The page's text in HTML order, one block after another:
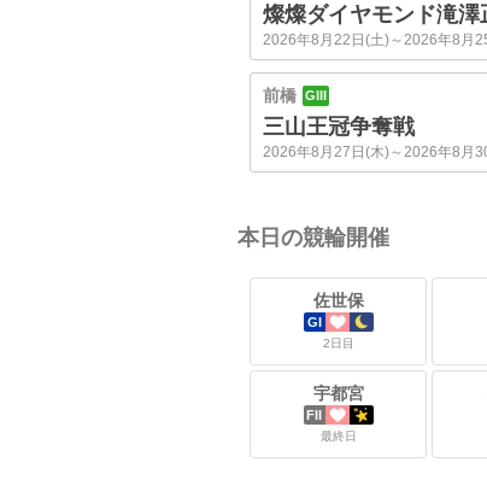
燦燦ダイヤモンド滝澤
2026年8月22日(土)～2026年8月
前橋 GIII
三山王冠争奪戦
2026年8月27日(木)～2026年8月
本日の競輪開催
佐世保
GI
2日目
宇都宮
FII
最終日